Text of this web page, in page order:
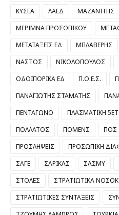
ΚΥΣΕΑ
ΛΑΕΔ ΜΑΖΑΝΙΤΗΣ
ΜΕΡΙΜΝΑ ΠΡΟΣΩΠΙΚΟΥ
ΜΕΤΑΤΑΞΕΙΣ ΕΔ
ΜΠΛΑΒΕΡΗΣ
ΝΑΣΤΟΣ
ΝΙΚΟΛΟΠΟΥΛΟΣ
ΟΔΟΙΠΟΡΙΚΑ ΕΔ
Π.Ο.Ε.Σ.
ΠΑΝΑΓΙΩΤΗΣ ΣΤΑΜΑΤΗΣ
ΠΕΝΤΑΓΩΝΟ
ΠΛΑΣΜΑΤΙΚΗ
ΠΟΛΛΑΤΟΣ
ΠΟΜΕΝΣ ΠΟΣ
ΠΡΟΣΛΗΨΕΙΣ
ΠΡΟΣΩΠΙΚΗ
ΣΑΓΕ
ΣΑΡΙΚΑΣ ΣΑΣΜΥ
ΣΤΟΛΕΣ
ΣΤΡΑΤΙΩΤΙΚΑ
ΣΤΡΑΤΙΩΤΙΚΕΣ ΣΥΝΤΑΞΕΙΣ